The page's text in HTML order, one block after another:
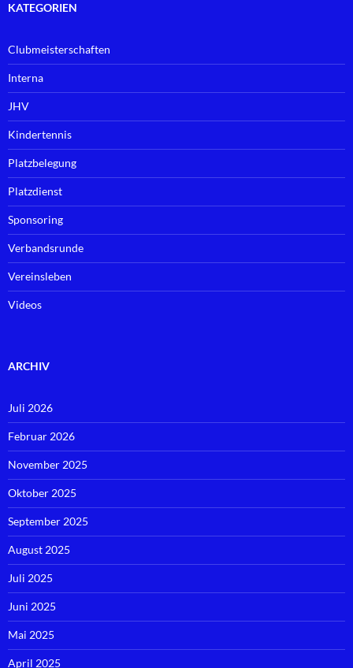
KATEGORIEN
Clubmeisterschaften
Interna
JHV
Kindertennis
Platzbelegung
Platzdienst
Sponsoring
Verbandsrunde
Vereinsleben
Videos
ARCHIV
Juli 2026
Februar 2026
November 2025
Oktober 2025
September 2025
August 2025
Juli 2025
Juni 2025
Mai 2025
April 2025